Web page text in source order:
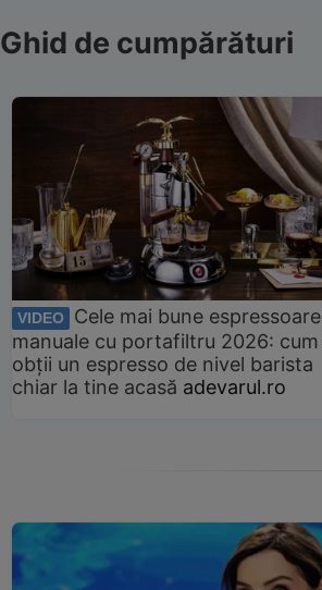
Ghid de cumpărături
VIDEO
Cele mai bune espressoare
manuale cu portafiltru 2026: cum
obții un espresso de nivel barista
chiar la tine acasă adevarul.ro